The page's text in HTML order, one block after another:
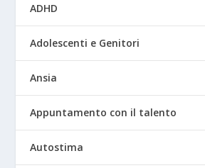
ADHD
Adolescenti e Genitori
Ansia
Appuntamento con il talento
Autostima